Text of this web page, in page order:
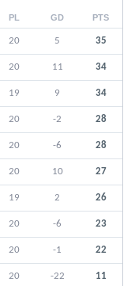
PL GD PTS
20 5 35
20 11 34
19 9 34
20 -2 28
20 -6 28
20 10 27
19 2 26
20 -6 23
20 -1 22
20 -22 11